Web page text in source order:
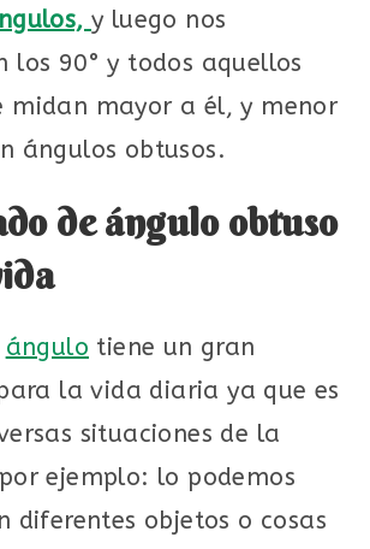
y luego nos
los 90° y todos aquellos
midan mayor a él, y menor
ángulos obtusos.
de ángulo obtuso
ángulo tiene un gran
la vida diaria ya que es
situaciones de la
ejemplo: lo podemos
diferentes objetos o cosas